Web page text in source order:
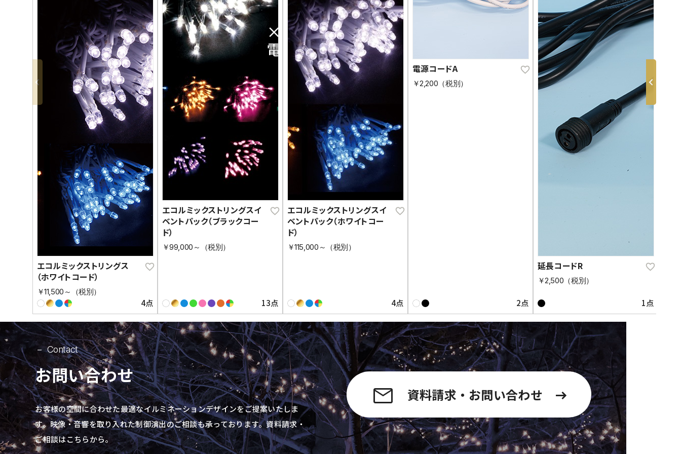
エコルミックストリングス
（ホワイトコード）
￥11,500～（税別）
4点
エコルミックストリングスイ
ベントパック（ブラックコー
ド）
￥99,000～（税別）
13点
エコルミックストリングスイ
ベントパック（ホワイトコー
ド）
￥115,000～（税別）
4点
電源コードA
￥2,200（税別）
2点
延長コードR
￥2,500（税別）
1点
Contact
お問い合わせ
お客様の空間に合わせた最適なイルミネーションデザインをご提案いたしま
す。映像・音響を取り入れた制御演出のご相談も承っております。資料請求・
ご相談はこちらから。
資料請求・お問い合わせ